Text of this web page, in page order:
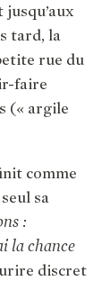
tard, la
rue du
faire
(« argile
comme
sa
:
la chance
discret